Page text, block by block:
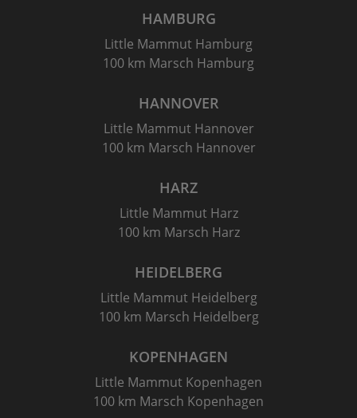
HAMBURG
Little Mammut Hamburg
100 km Marsch Hamburg
HANNOVER
Little Mammut Hannover
100 km Marsch Hannover
HARZ
Little Mammut Harz
100 km Marsch Harz
HEIDELBERG
Little Mammut Heidelberg
100 km Marsch Heidelberg
KOPENHAGEN
Little Mammut Kopenhagen
100 km Marsch Kopenhagen